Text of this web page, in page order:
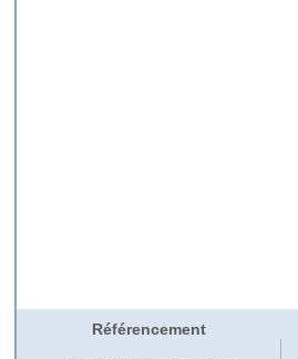
Référencement